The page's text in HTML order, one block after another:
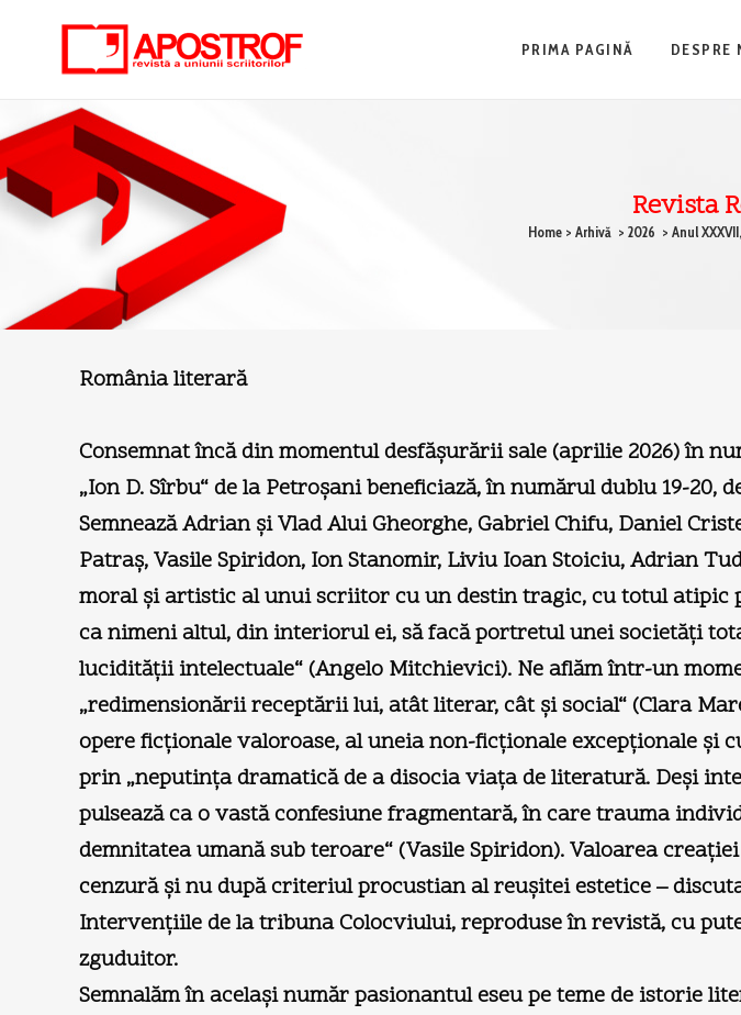
PRIMA PAGINĂ DESPRE
Revista
Home> Arhivă > 2026 > Anul
România literară
Consemnat încă din momentul desfăşurării sale (aprilie 2026) în
„Ion D. Sîrbu“ de la Petroşani beneficiază, în numărul dublu 19-
Semnează Adrian şi Vlad Alui Gheorghe, Gabriel Chifu, Daniel
Patraş, Vasile Spiridon, Ion Stanomir, Liviu Ioan Stoiciu, Adrian
moral şi artistic al unui scriitor cu un destin tragic, cu totul
ca nimeni altul, din interiorul ei, să facă portretul unei societăţi
lucidităţii intelectuale“ (Angelo Mitchievici). Ne aflăm într-un
„redimensionării receptării lui, atât literar, cât şi social“ (Clara
opere ficţionale valoroase, al uneia non-ficţionale excepţionale şi
prin „neputinţa dramatică de a disocia viaţa de literatură. Deşi
pulsează ca o vastă confesiune fragmentară, în care trauma
demnitatea umană sub teroare“ (Vasile Spiridon). Valoarea
cenzură şi nu după criteriul procustian al reuşitei estetice –
Intervenţiile de la tribuna Colocviului, reproduse în revistă, cu
zguduitor.
Semnalăm în acelaşi număr pasionantul eseu pe teme de istorie